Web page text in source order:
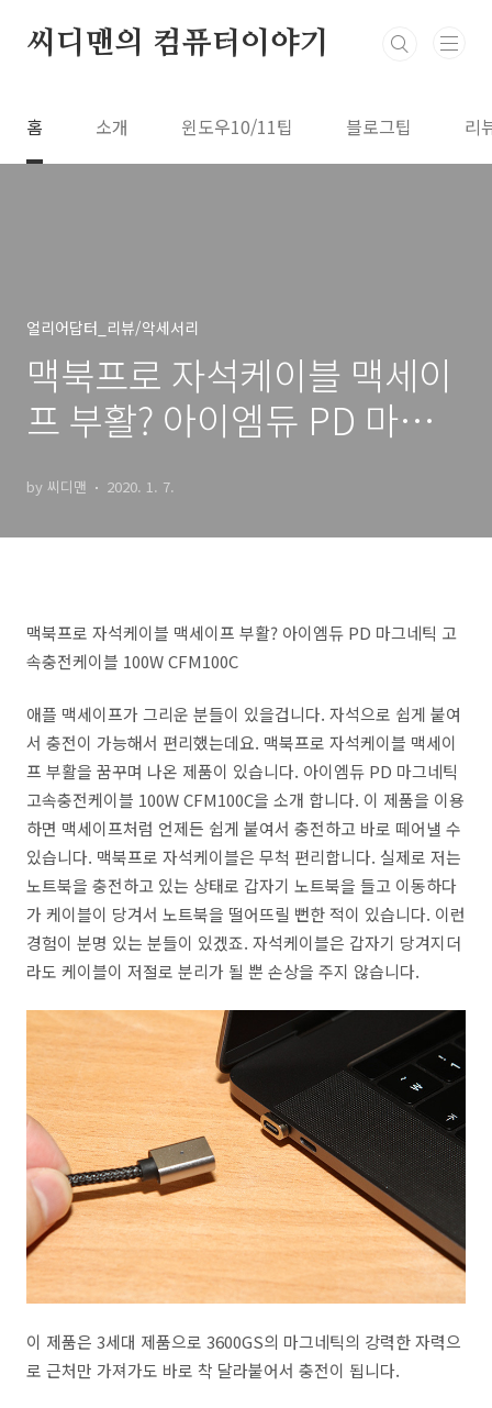
씨디맨의 컴퓨터이야기
홈 소개 윈도우10/11팁 블로그팁 리
얼리어답터_리뷰/악세서리
맥북프로 자석케이블 맥세이
프 부활? 아이엠듀 PD 마그
CFM100C
by 씨디맨 2020. 1. 7.
맥북프로 자석케이블 맥세이프 부활? 아이엠듀 PD 마그네틱 고
속충전케이블 100W CFM100C
애플 맥세이프가 그리운 분들이 있을겁니다. 자석으로 쉽게 붙여
서 충전이 가능해서 편리했는데요. 맥북프로 자석케이블 맥세이
프 부활을 꿈꾸며 나온 제품이 있습니다. 아이엠듀 PD 마그네틱
고속충전케이블 100W CFM100C을 소개 합니다. 이 제품을 이용
하면 맥세이프처럼 언제든 쉽게 붙여서 충전하고 바로 떼어낼 수
있습니다. 맥북프로 자석케이블은 무척 편리합니다. 실제로 저는
노트북을 충전하고 있는 상태로 갑자기 노트북을 들고 이동하다
가 케이블이 당겨서 노트북을 떨어뜨릴 뻔한 적이 있습니다. 이런
경험이 분명 있는 분들이 있겠죠. 자석케이블은 갑자기 당겨지더
라도 케이블이 저절로 분리가 될 뿐 손상을 주지 않습니다.
이 제품은 3세대 제품으로 3600GS의 마그네틱의 강력한 자력으
로 근처만 가져가도 바로 착 달라붙어서 충전이 됩니다.